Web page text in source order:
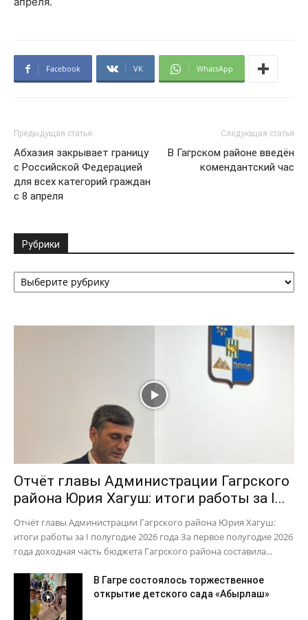
Facebook VK WhatsApp
Предыдущая статья
Абхазия закрывает границу
с Российской Федерацией
для всех категорий граждан
с 8 апреля
Следующая статья
В Гагрском районе введён
комендантский час
Рубрики
Рубрики
Отчёт главы Администрации Гагрского
района Юрия Хагуш: итоги работы за I...
Отчёт главы Администрации Гагрского района Юрия Хагуш:
итоги работы за I полугодие 2026 года За первое полугодие 2026
года доходная часть бюджета Гагрского района составила...
В Гагре состоялось торжественное
открытие детского сада «Абырлаш»